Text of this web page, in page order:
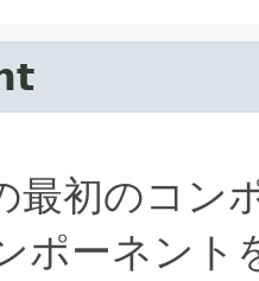
最初のコン
ポーネント